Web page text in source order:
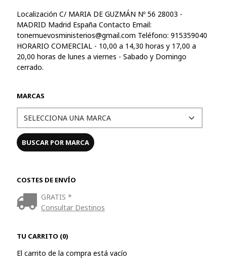
Localización C/ MARIA DE GUZMÁN Nº 56 28003 -
MADRID Madrid España Contacto Email:
tonernuevosministerios@gmail.com Teléfono: 915359040
HORARIO COMERCIAL - 10,00 a 14,30 horas y 17,00 a
20,00 horas de lunes a viernes - Sabado y Domingo
cerrado.
MARCAS
COSTES DE ENVÍO
GRATIS *
Consultar Destinos
TU CARRITO (0)
El carrito de la compra está vacío